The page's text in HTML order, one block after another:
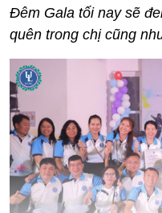
Đêm Gala tối nay sẽ
quên trong chị cũng